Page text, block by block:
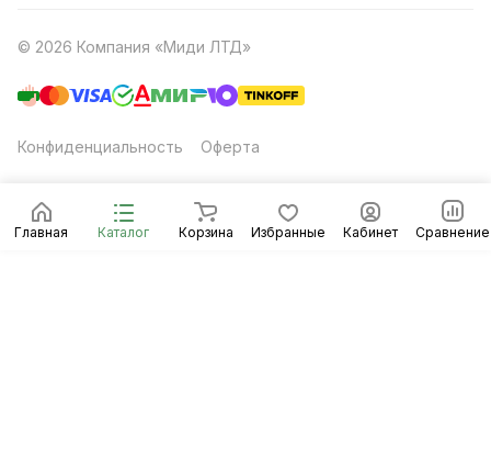
Главная Каталог Корзина Избранные Кабинет Сравнение
© 2026 Компания «Миди ЛТД»
Конфиденциальность Оферта